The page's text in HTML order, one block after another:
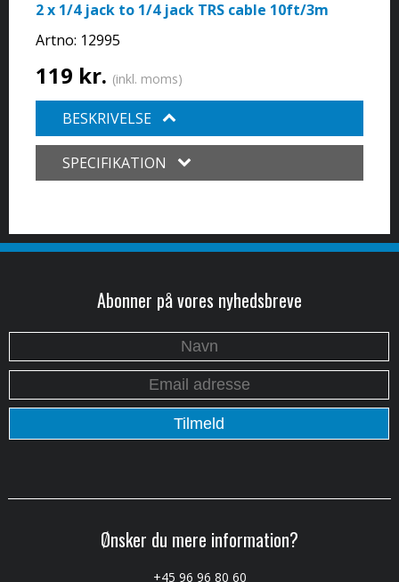
2 x 1/4 jack to 1/4 jack TRS cable 10ft/3m
Artno: 12995
119 kr. (inkl. moms)
BESKRIVELSE
SPECIFIKATION
Abonner på vores nyhedsbreve
Ønsker du mere information?
+45 96 96 80 60